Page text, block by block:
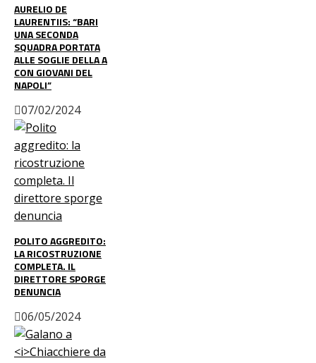
AURELIO DE
LAURENTIIS: “BARI
UNA SECONDA
SQUADRA PORTATA
ALLE SOGLIE DELLA A
CON GIOVANI DEL
NAPOLI”
07/02/2024
POLITO AGGREDITO:
LA RICOSTRUZIONE
COMPLETA. IL
DIRETTORE SPORGE
DENUNCIA
06/05/2024